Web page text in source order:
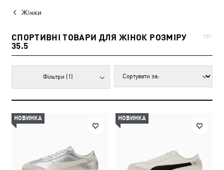
Жінки
СПОРТИВНІ ТОВАРИ ДЛЯ ЖІНОК РОЗМІРУ
35.5
757
Фільтри (1)
НОВИНКА НОВИНКА